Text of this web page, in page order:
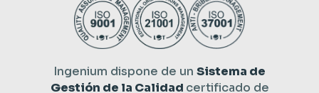
Ingenium dispone de un Sistema de
Gestión de la Calidad certificado de